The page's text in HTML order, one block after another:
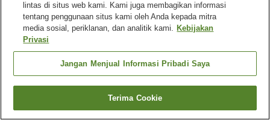
Cari kamar
lintas di situs web kami. Kami juga membagikan informasi
tentang penggunaan situs kami oleh Anda kepada mitra
media sosial, periklanan, dan analitik kami. Kebijakan
Privasi
Jangan Menjual Informasi Pribadi Saya
Terima Cookie